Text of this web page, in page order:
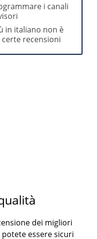
i canali
in italiano non è
recensioni
dei migliori
essere sicuri